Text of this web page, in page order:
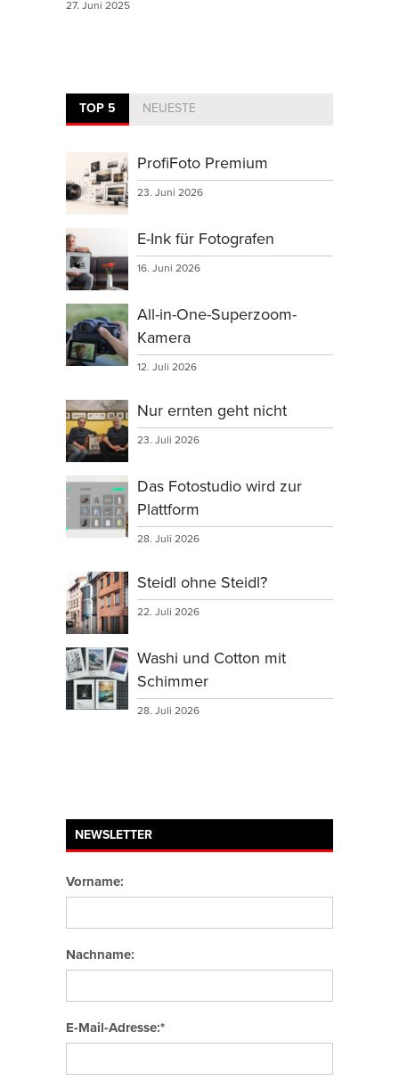
27. Juni 2025
TOP 5 NEUESTE
ProfiFoto Premium
23. Juni 2026
E-Ink für Fotografen
16. Juni 2026
All-in-One-Superzoom-
Kamera
12. Juli 2026
Nur ernten geht nicht
23. Juli 2026
Das Fotostudio wird zur
Plattform
28. Juli 2026
Steidl ohne Steidl?
22. Juli 2026
Washi und Cotton mit
Schimmer
28. Juli 2026
NEWSLETTER
Vorname:
Nachname:
E-Mail-Adresse:*